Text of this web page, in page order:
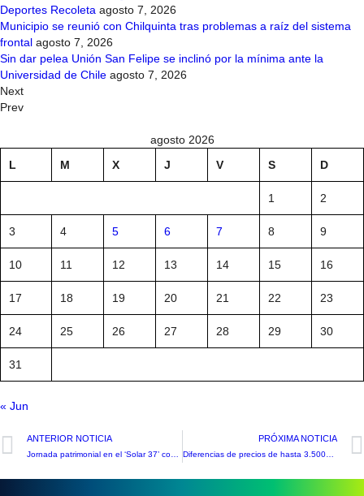
Deportes Recoleta agosto 7, 2026
Municipio se reunió con Chilquinta tras problemas a raíz del sistema
frontal agosto 7, 2026
Sin dar pelea Unión San Felipe se inclinó por la mínima ante la
Universidad de Chile agosto 7, 2026
Next
Prev
agosto 2026
L
M X J V S D
1 2
3 4 5 6 7 8 9
10 11 12 13 14 15 16
17 18 19 20 21 22 23
24 25 26 27 28 29 30
31
« Jun
ANTERIOR NOTICIA PRÓXIMA NOTICIA
Diferencias de precios de hasta 3.500%: Sernac lanza cotizador de útiles y uniformes escolares